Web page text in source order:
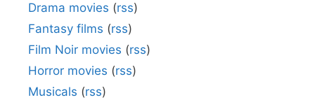
Drama movies (rss)
Fantasy films (rss)
Film Noir movies (rss)
Horror movies (rss)
Musicals (rss)